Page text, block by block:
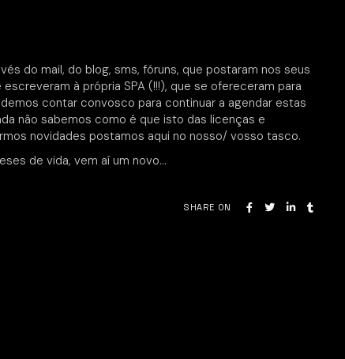
do mail, do blog, sms, fóruns, que postaram nos seus
à própria SPA (!!!), que se ofereceram para
contar convosco para continuar a agendar estas
não sabemos como é que isto das licenças e
novidades postamos aqui no nosso/ vosso tasco.
de vida, vem aí um novo…
SHARE ON